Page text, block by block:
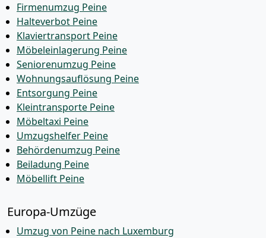
Firmenumzug Peine
Halteverbot Peine
Klaviertransport Peine
Möbeleinlagerung Peine
Seniorenumzug Peine
Wohnungsauflösung Peine
Entsorgung Peine
Kleintransporte Peine
Möbeltaxi Peine
Umzugshelfer Peine
Behördenumzug Peine
Beiladung Peine
Möbellift Peine
Europa-Umzüge
Umzug von Peine nach Luxemburg